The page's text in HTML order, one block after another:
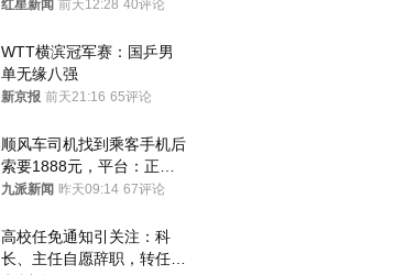
红星新闻 前天12:28 40评论
WTT横滨冠军赛：国乒男
单无缘八强
新京报 前天21:16 65评论
顺风车司机找到乘客手机后
索要1888元，平台：正和
司机沟通协商
九派新闻 昨天09:14 67评论
高校任免通知引关注：科
长、主任自愿辞职，转任思